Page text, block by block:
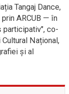
Tangaj Dance,
ARCUB — în
participativ", co-
Național,
și al